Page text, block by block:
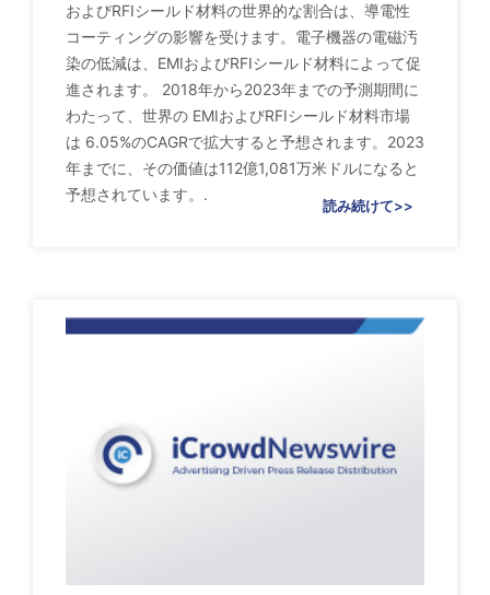
およびRFIシールド材料の世界的な割合は、導電性
コーティングの影響を受けます。電子機器の電磁汚
染の低減は、EMIおよびRFIシールド材料によって促
進されます。 2018年から2023年までの予測期間に
わたって、世界の EMIおよびRFIシールド材料市場
は 6.05%のCAGRで拡大すると予想されます。2023
年までに、その価値は112億1,081万米ドルになると
予想されています。.
読み続けて>>